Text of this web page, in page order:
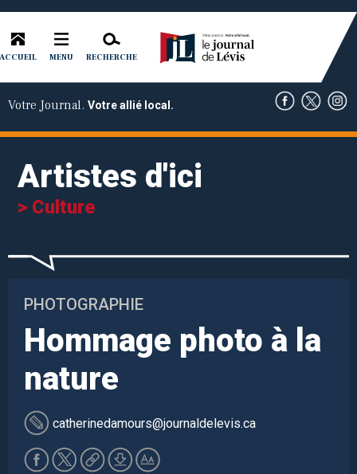
ACCUEIL MENU RECHERCHE
Votre Journal. Votre allié local.
Artistes d'ici
> Culture
PHOTOGRAPHIE
Hommage photo à la
nature
catherinedamours@journaldelevis.ca